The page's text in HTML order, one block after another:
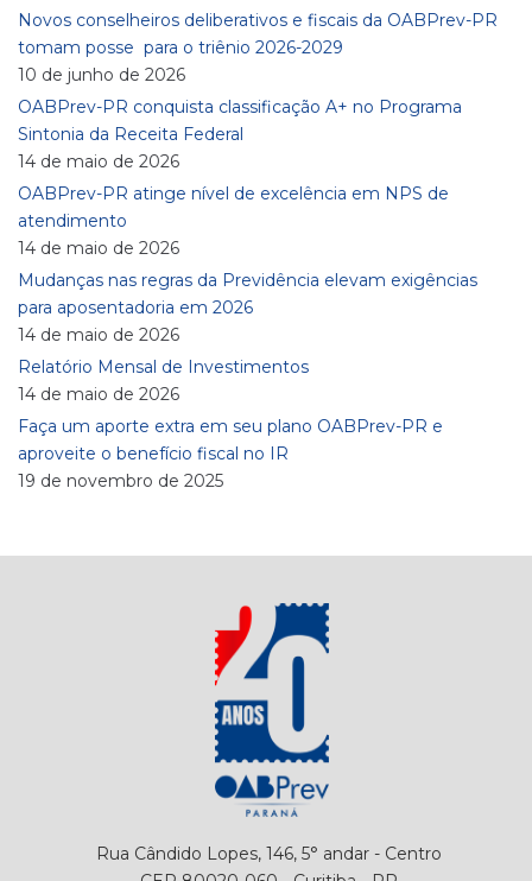
Novos conselheiros deliberativos e fiscais da OABPrev-PR
tomam posse para o triênio 2026-2029
10 de junho de 2026
OABPrev-PR conquista classificação A+ no Programa
Sintonia da Receita Federal
14 de maio de 2026
OABPrev-PR atinge nível de excelência em NPS de
atendimento
14 de maio de 2026
Mudanças nas regras da Previdência elevam exigências
para aposentadoria em 2026
14 de maio de 2026
Relatório Mensal de Investimentos
14 de maio de 2026
Faça um aporte extra em seu plano OABPrev-PR e
aproveite o benefício fiscal no IR
19 de novembro de 2025
Rua Cândido Lopes, 146, 5° andar - Centro